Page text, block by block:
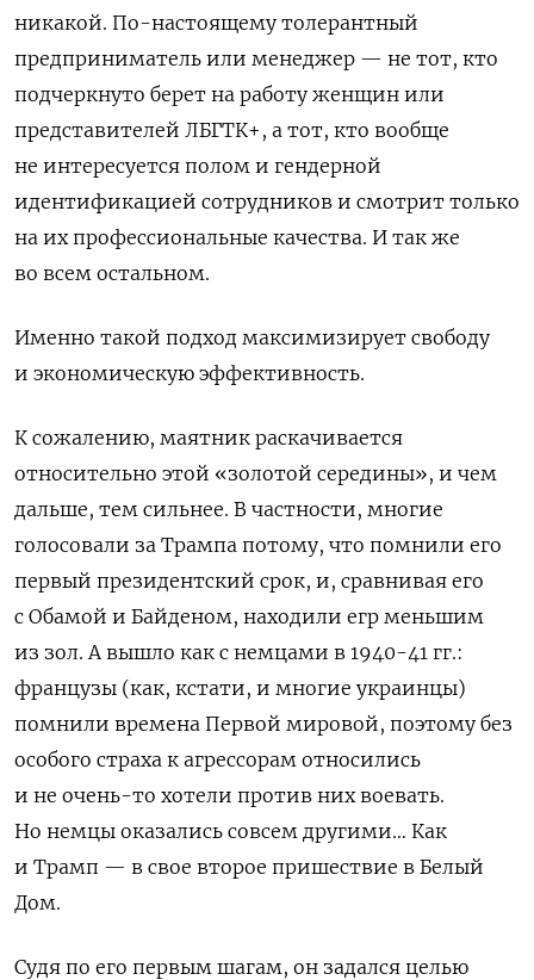
никакой. По-настоящему толерантный
предприниматель или менеджер — не тот, кто
подчеркнуто берет на работу женщин или
представителей ЛБГТК+, а тот, кто вообще
не интересуется полом и гендерной
идентификацией сотрудников и смотрит только
на их профессиональные качества. И так же
во всем остальном.
Именно такой подход максимизирует свободу
и экономическую эффективность.
К сожалению, маятник раскачивается
относительно этой «золотой середины», и чем
дальше, тем сильнее. В частности, многие
голосовали за Трампа потому, что помнили его
первый президентский срок, и, сравнивая его
с Обамой и Байденом, находили егр меньшим
из зол. А вышло как с немцами в 1940-41 гг.:
французы (как, кстати, и многие украинцы)
помнили времена Первой мировой, поэтому без
особого страха к агрессорам относились
и не очень-то хотели против них воевать.
Но немцы оказались совсем другими… Как
и Трамп — в свое второе пришествие в Белый
Дом.
Судя по его первым шагам, он задался целью